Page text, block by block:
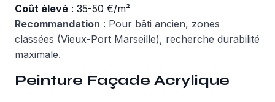
Coût élevé : 35-50 €/m²
Recommandation : Pour bâti ancien, zones
classées (Vieux-Port Marseille), recherche durabilité
maximale.
Peinture Façade Acrylique